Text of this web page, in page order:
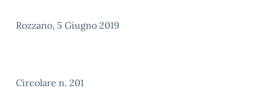
Rozzano, 5 Giugno 2019
Circolare n. 201